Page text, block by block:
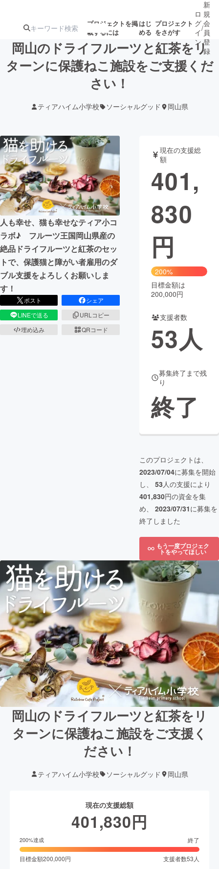
プロジェクトを掲
載するには
はじ
める
プロジェクト
をさがす
注目の新着プロ 募集終了が近いプ
テクノロジー・ガジェット
映像・映画 書籍・雑誌
ビジネス・起業 チャレンジ
まちづくり・地域活性化
CAMPFIRE for Social Good
CAMPFIRE Creation
CAMPFIREふるさと納税
コミュニティ
ロ
グ
イ
ン
/
新
規
会
員
登
録
岡山のドライフルーツと紅茶をリ
ターンに保護ねこ施設をご支援くだ
さい！
ティアハイム小学校 ソーシャルグッド 岡山県
人も幸せ、猫も幸せなティア小コ
ラボ♪ フルーツ王国岡山県産の
絶品ドライフルーツと紅茶のセッ
トで、保護猫と障がい者雇用のダ
ブル支援をよろしくお願いしま
す！
ポスト
シェア
LINEで送る
URLコピー
埋め込み
QRコード
現在の支援総
額
401,
830
円
200%
目標金額は
200,000円
支援者数
53人
募集終了まで残
り
終了
このプロジェクトは、
2023/07/04に募集を開始
し、 53人の支援により
401,830円の資金を集
め、 2023/07/31に募集を
終了しました
もう一度プロジェク
トをやってほしい
岡山のドライフルーツと紅茶をリ
ターンに保護ねこ施設をご支援く
ださい！
ティアハイム小学校 ソーシャルグッド 岡山県
現在の支援総額
401,830円
200%達成 終了
目標金額200,000円 支援者数53 人